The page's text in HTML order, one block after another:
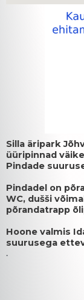
Silla äripark
üüripinnad
Pindade
Pindadel on
WC, dušši
põrandatrapp
Hoone valmis
suurusega